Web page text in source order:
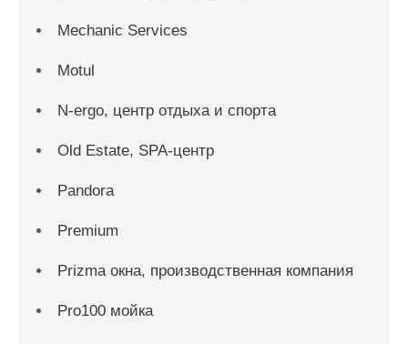
Mechanic Services
Motul
N-ergo, центр отдыха и спорта
Old Estate, SPA-центр
Pandora
Premium
Prizma окна, производственная компания
Pro100 мойка